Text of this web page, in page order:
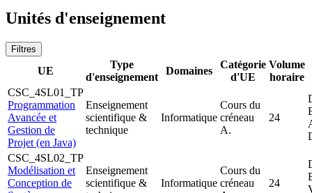
Unités d'enseignement
Filtres
UE
Type
d'enseignement
Domaines
Catégorie
d'UE
Volume
horaire
CSC_4SL01_TP
Programmation
Avancée et
Gestion de
Projet (en Java)
Enseignement
scientifique &
technique
Informatique
Cours du
créneau
A.
24
CSC_4SL02_TP
Modélisation et
Conception de
Enseignement
scientifique &
Informatique
Cours du
créneau
24